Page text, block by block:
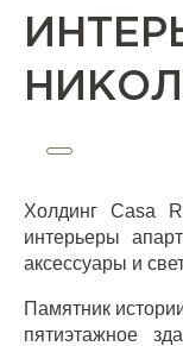
Холдинг Casa
интерьеры
аксессуары и
Памятник
пятиэтажное